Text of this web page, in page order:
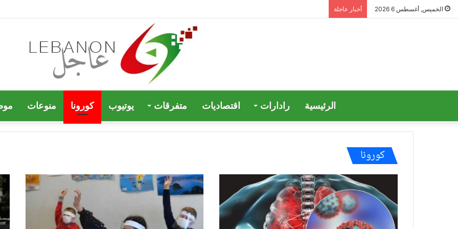
الخميس, أغسطس 6 2026 أخبار عاجلة
الرئيسية رادارات اقتصاديات متفرقات يوتيوب كورونا منوعات
كورونا